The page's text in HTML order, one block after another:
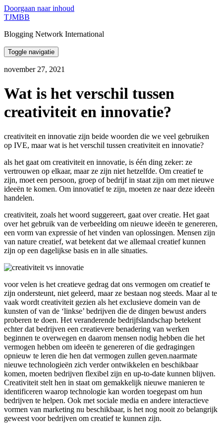
Doorgaan naar inhoud
TJMBB
Blogging Network International
Toggle navigatie
november 27, 2021
Wat is het verschil tussen
creativiteit en innovatie?
creativiteit en innovatie zijn beide woorden die we veel gebruiken
op IVE, maar wat is het verschil tussen creativiteit en innovatie?
als het gaat om creativiteit en innovatie, is één ding zeker: ze
vertrouwen op elkaar, maar ze zijn niet hetzelfde. Om creatief te
zijn, moet een persoon, groep of bedrijf in staat zijn om met nieuwe
ideeën te komen. Om innovatief te zijn, moeten ze naar deze ideeën
handelen.
creativiteit, zoals het woord suggereert, gaat over creatie. Het gaat
over het gebruik van de verbeelding om nieuwe ideeën te genereren,
een vorm van expressie of het vinden van oplossingen. Mensen zijn
van nature creatief, wat betekent dat we allemaal creatief kunnen
zijn op een dagelijkse basis en in alle situaties.
voor velen is het creatieve gedrag dat ons vermogen om creatief te
zijn ondersteunt, niet geleerd, maar ze bestaan nog steeds. Maar al te
vaak wordt creativiteit gezien als het exclusieve domein van de
kunsten of van de ‘linkse’ bedrijven die de dingen bewust anders
proberen te doen. Het veranderende bedrijfslandschap betekent
echter dat bedrijven een creatievere benadering van werken
beginnen te overwegen en daarom mensen nodig hebben die het
vermogen hebben om ideeën te genereren of die gedragingen
opnieuw te leren die hen dat vermogen zullen geven.naarmate
nieuwe technologieën zich verder ontwikkelen en beschikbaar
komen, moeten bedrijven flexibel zijn en up-to-date kunnen blijven.
Creativiteit stelt hen in staat om gemakkelijk nieuwe manieren te
identificeren waarop technologie kan worden toegepast om hun
bedrijven te helpen. Ook met sociale media en andere interactieve
vormen van marketing nu beschikbaar, is het nog nooit zo belangrijk
geweest voor bedrijven om creatief te kunnen zijn.